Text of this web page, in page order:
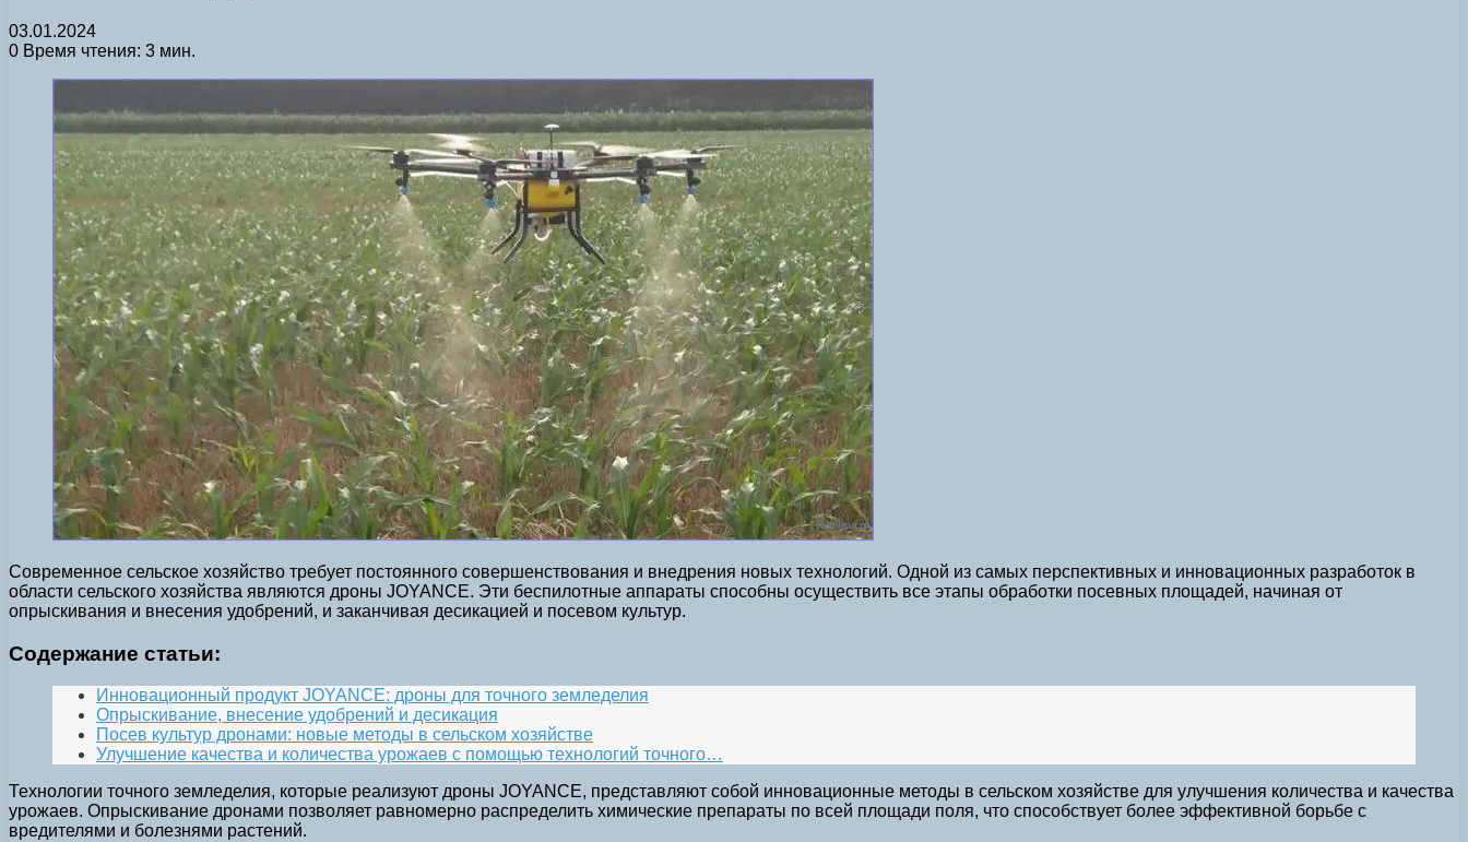
03.01.2024
0 Время чтения: 3 мин.
Современное сельское хозяйство требует постоянного совершенствования и внедрения новых технологий. Одной из самых перспективных и инновационных разработок в
области сельского хозяйства являются дроны JOYANCE. Эти беспилотные аппараты способны осуществить все этапы обработки посевных площадей, начиная от
опрыскивания и внесения удобрений, и заканчивая десикацией и посевом культур.
Содержание статьи:
Инновационный продукт JOYANCE: дроны для точного земледелия
Опрыскивание, внесение удобрений и десикация
Посев культур дронами: новые методы в сельском хозяйстве
Улучшение качества и количества урожаев с помощью технологий точного…
Технологии точного земледелия, которые реализуют дроны JOYANCE, представляют собой инновационные методы в сельском хозяйстве для улучшения количества и качества
урожаев. Опрыскивание дронами позволяет равномерно распределить химические препараты по всей площади поля, что способствует более эффективной борьбе с
вредителями и болезнями растений.